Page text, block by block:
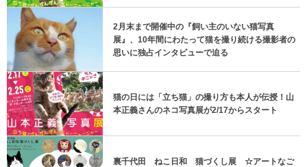
2月末まで開催中の『飼い主のいない猫写真
展』、10年間にわたって猫を撮り続ける撮影者の
思いに独占インタビューで迫る
猫の日には「立ち猫」の撮り方も本人が伝授！山
本正義さんのネコ写真展が2/17からスタート
裏千代田 ねこ日和 猫づくし展 ☆アートなご